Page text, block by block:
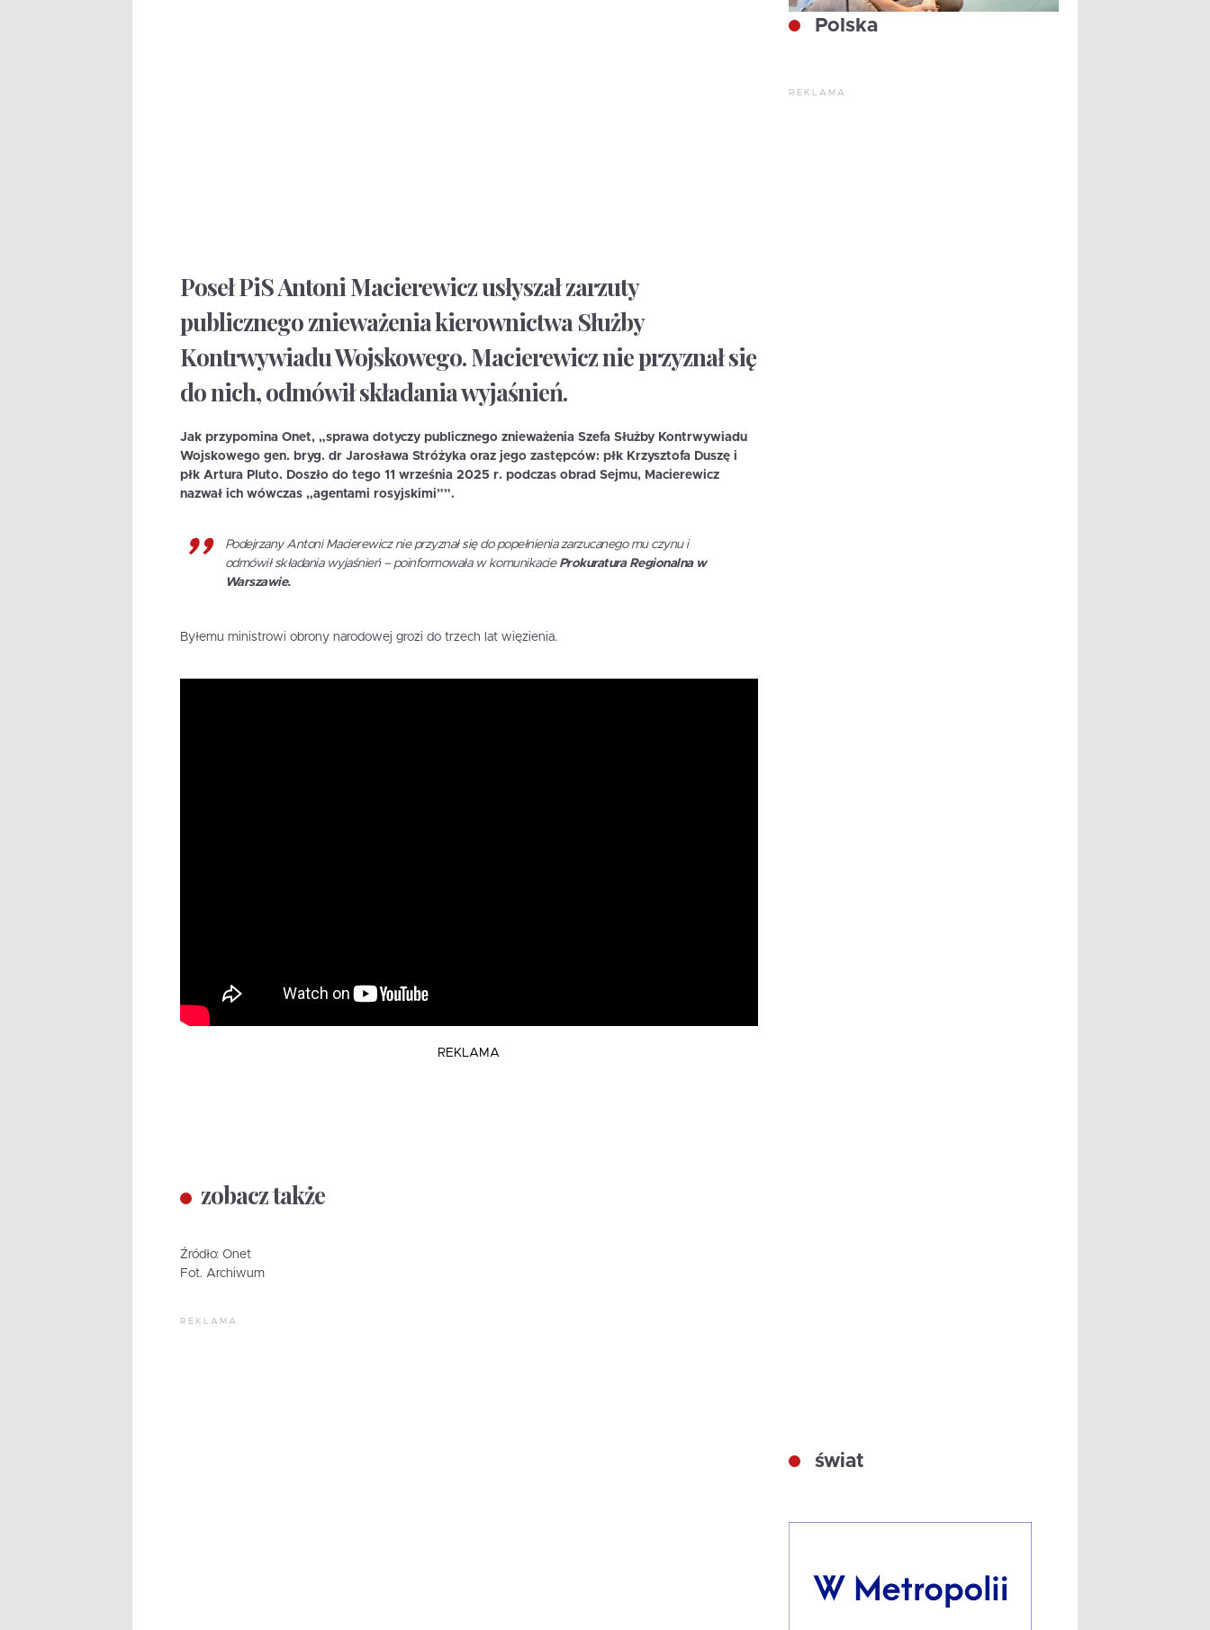
Poseł PiS Antoni Macierewicz usłyszał zarzuty
publicznego znieważenia kierownictwa Służby
Kontrwywiadu Wojskowego. Macierewicz nie przyznał się
do nich, odmówił składania wyjaśnień.
Jak przypomina Onet, „sprawa dotyczy publicznego znieważenia Szefa Służby Kontrwywiadu
Wojskowego gen. bryg. dr Jarosława Stróżyka oraz jego zastępców: płk Krzysztofa Duszę i
płk Artura Pluto. Doszło do tego 11 września 2025 r. podczas obrad Sejmu, Macierewicz
nazwał ich wówczas „agentami rosyjskimi””.
Podejrzany Antoni Macierewicz nie przyznał się do popełnienia zarzucanego mu czynu i
odmówił składania wyjaśnień – poinformowała w komunikacieProkuratura Regionalna w
Warszawie.
Byłemu ministrowi obrony narodowej grozi do trzech lat więzienia.
REKLAMA
zobacz także
Źródło: Onet
Fot. Archiwum
REKLAMA
Polska
REKLAMA
świat